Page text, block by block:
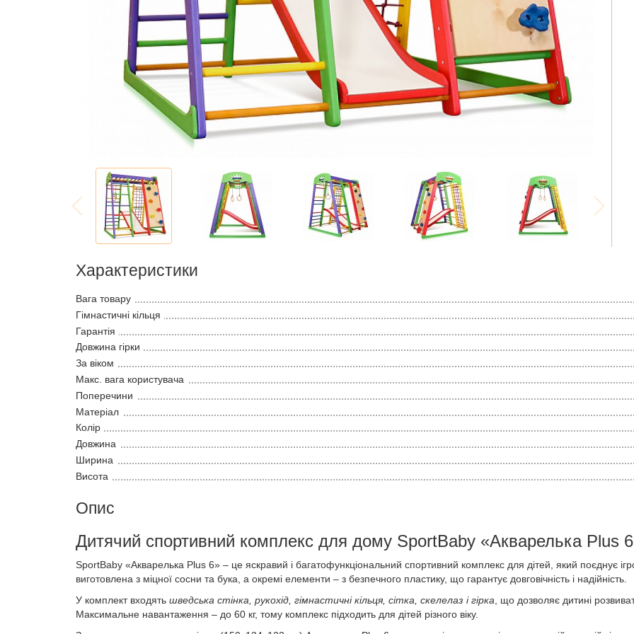
Характеристики
Вага товару
Гімнастичні кільця
Гарантія
Довжина гірки
За віком
Макс. вага користувача
Поперечини
Матеріал
Колір
Довжина
Ширина
Висота
Опис
Дитячий спортивний комплекс для дому SportBaby «Акварелька Plus
SportBaby «Акварелька Plus 6» – це яскравий і багатофункціональний спортивний комплекс для дітей, який поєднує
виготовлена з міцної сосни та бука, а окремі елементи – з безпечного пластику, що гарантує довговічність і надійність.
У комплект входять шведська стінка, рукохід, гімнастичні кільця, сітка, скелелаз і гірка , що дозволяє дитині
Максимальне навантаження – до 60 кг, тому комплекс підходить для дітей різного віку.